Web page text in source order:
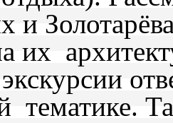
и
их
тематике.